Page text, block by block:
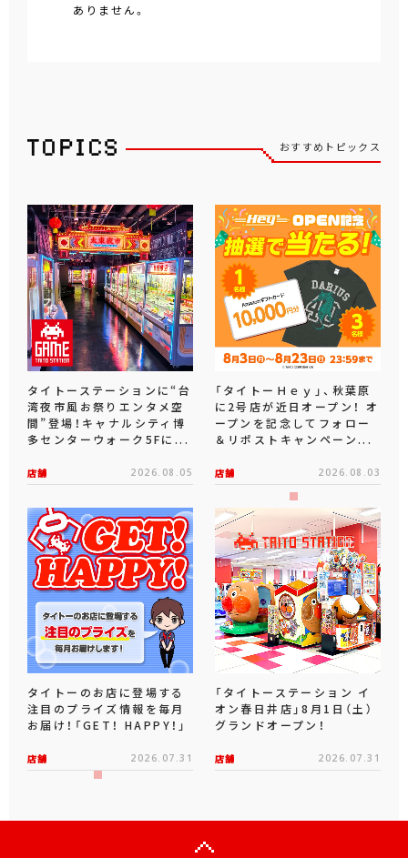
ありません。
おすすめトピックス
タイトーステーションに“台
湾夜市風お祭りエンタメ空
間”登場！キャナルシティ博
多センターウォーク5Fに...
店舗 2026.08.05
「タイトーＨｅｙ」、秋葉原
に2号店が近日オープン！ オ
ープンを記念してフォロー
＆リポストキャンペーン...
店舗 2026.08.03
タイトーのお店に登場する
注目のプライズ情報を毎月
お届け！「GET！ HAPPY！」
店舗 2026.07.31
「タイトーステーション イ
オン春日井店」8月1日（土）
グランドオープン！
店舗 2026.07.31